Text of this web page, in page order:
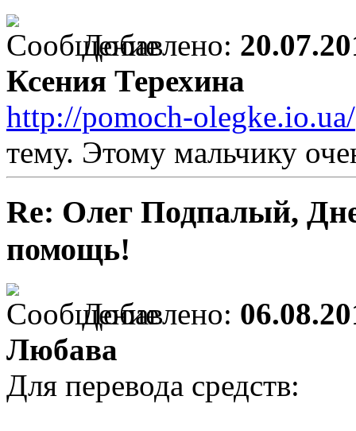
Добавлено:
Ксения Терехина
http://pomoch-olegke.io.ua/
тему. Этому мальчику
Re: Олег Подпалый,
помощь!
Добавлено:
Любава
Для перевода средств: